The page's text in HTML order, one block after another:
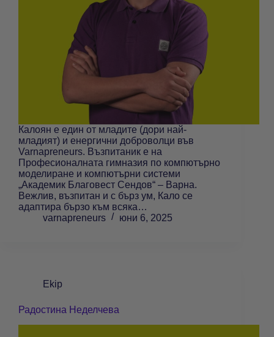
Калоян е един от младите (дори най-
младият) и енергични доброволци във
Varnapreneurs. Възпитаник е на
Професионалната гимназия по компютърно
моделиране и компютърни системи
„Академик Благовест Сендов“ – Варна.
Вежлив, възпитан и с бърз ум, Кало се
адаптира бързо към всяка…
varnapreneurs
юни 6, 2025
Ekip
Радостина Неделчева